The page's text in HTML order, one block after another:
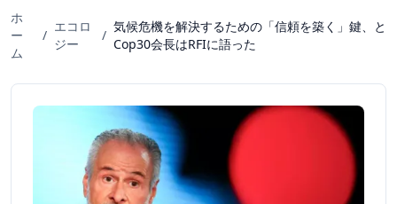
ホ
ー
ム
/
エコロ
ジー
/
気候危機を解決するための「信頼を築く」鍵、と
Cop30会長はRFIに語った